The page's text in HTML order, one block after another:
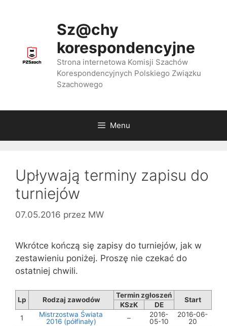
Sz@chy
korespondencyjne
Strona internetowa Komisji Szachów
Korespondencyjnych Polskiego Związku
Szachowego
Menu
Upływają terminy zapisu do
turniejów
07.05.2016 przez MW
Wkrótce kończą się zapisy do turniejów, jak w
zestawieniu poniżej. Proszę nie czekać do
ostatniej chwili.
Lp Rodzaj zawodów
Termin zgłoszeń
Start
KSzK
DE
1
Mistrzostwa Świata
2016 (półfinały)
–
2016-
05-10
2016-06-
20